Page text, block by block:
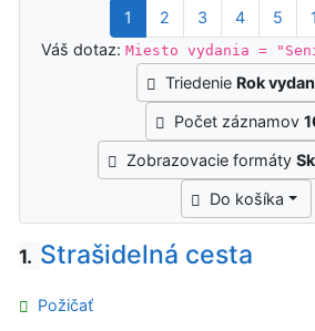
1
2 3 4 5
Váš dotaz:Miesto vydania =
Triedenie Rok
Počet záznamov
Zobrazovacie formáty
Do košíka
1. Strašidelná cesta
Požičať